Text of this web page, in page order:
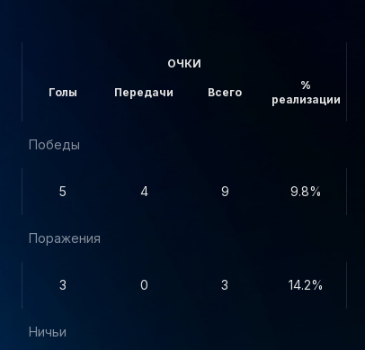
ОЧКИ
Голы Передачи Всего
%
реализации
Победы
5 4 9 9.8%
Поражения
3 0 3 14.2%
Ничьи